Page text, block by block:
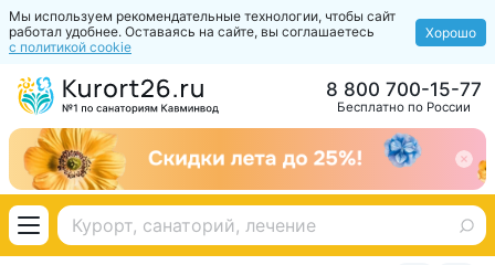
Мы используем рекомендательные технологии, чтобы сайт
работал удобнее. Оставаясь на сайте, вы соглашаетесь
с политикой cookie
Хорошо
Бесплатно по России
8 800 700-15-77